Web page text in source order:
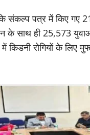
के संकल्प पत्र में किए गए
के साथ ही 25,573
रोगियों के लिए